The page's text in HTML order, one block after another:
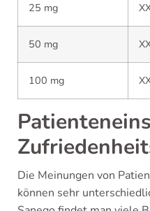
25 mg
50 mg
100 mg
Die Meinungen von
können sehr